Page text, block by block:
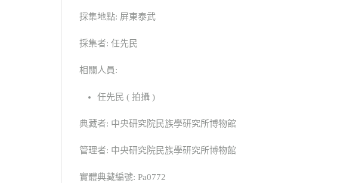
採集地點: 屏東泰武
採集者: 任先民
相關人員:
任先民 ( 拍攝 )
典藏者: 中央研究院民族學研究所博物館
管理者: 中央研究院民族學研究所博物館
實體典藏編號: Pa0772